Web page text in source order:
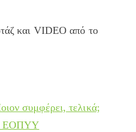
και VIDEO από το
συμφέρει, τελικά;
ΕΟΠΥΥ